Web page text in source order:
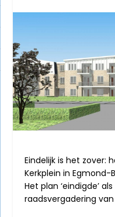
Eindelijk is het zover:
Kerkplein in
Het plan ‘eindigde’
raadsvergadering